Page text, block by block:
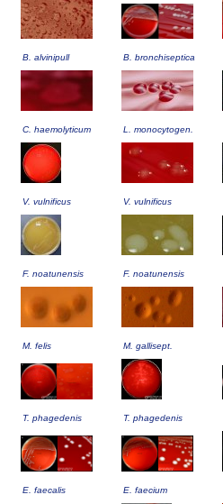
B. alvinipull B. bronchiseptica
C. haemolyticum L. monocytogen.
V. vulnificus V. vulnificus
F. noatunensis F. noatunensis
M. felis M. gallisept.
T. phagedenis T. phagedenis
E. faecalis E. faecium